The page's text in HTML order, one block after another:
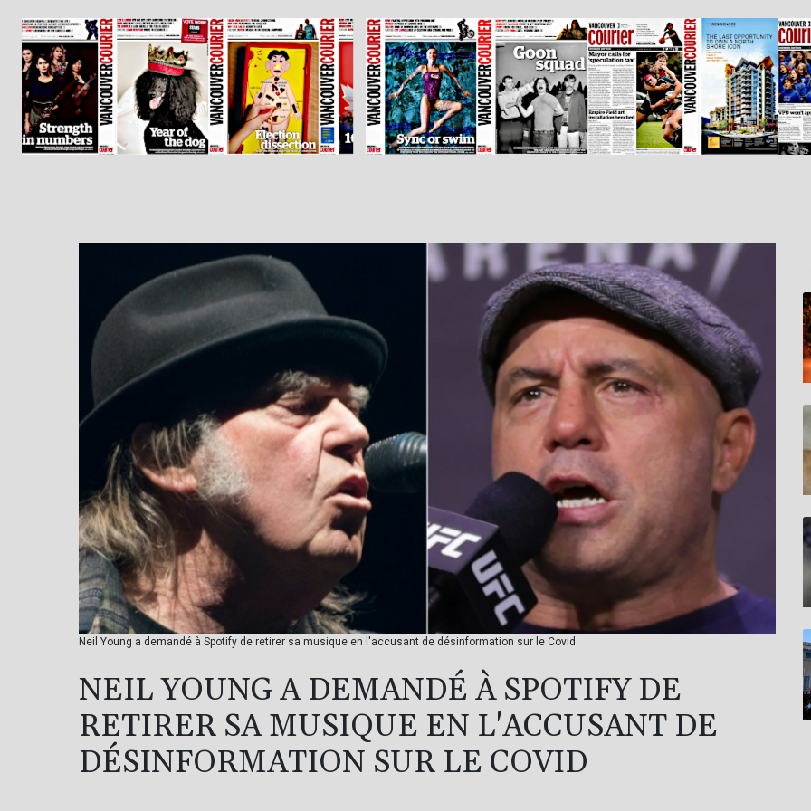
Neil Young a demandé à Spotify de retirer sa musique en l'accusant de désinformation sur le Covid
NEIL YOUNG A DEMANDÉ À SPOTIFY DE
RETIRER SA MUSIQUE EN L'ACCUSANT DE
DÉSINFORMATION SUR LE COVID